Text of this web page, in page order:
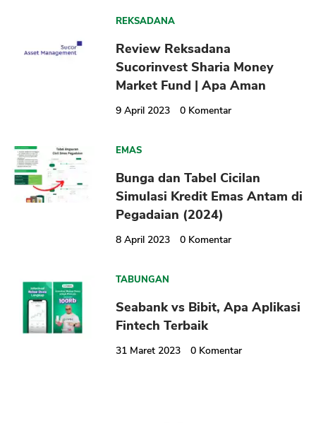
REKSADANA
Review Reksadana
Sucorinvest Sharia Money
Market Fund | Apa Aman
9 April 2023 0 Komentar
EMAS
Bunga dan Tabel Cicilan
Simulasi Kredit Emas Antam di
Pegadaian (2024)
8 April 2023 0 Komentar
TABUNGAN
Seabank vs Bibit, Apa Aplikasi
Fintech Terbaik
31 Maret 2023 0 Komentar